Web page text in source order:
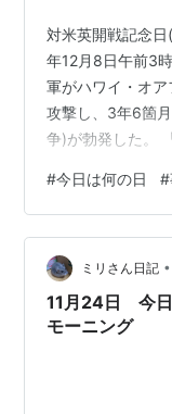
対米英開戦記念
年12月8日午前3
軍がハワイ・オ
攻撃し、3年6箇
争)が勃発した。
1208」が船橋海
ナ等戦艦11隻を
攻撃の成功を告
電された。 元々
栖両大使がアメリ
開始する…
#今日は何の日 #
ミリさん日記 •
11月24日 今日
モーニング